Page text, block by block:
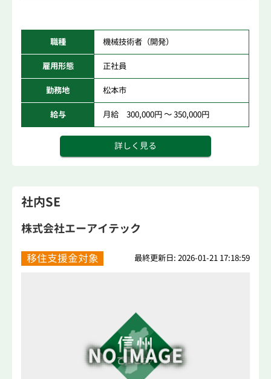
職種 機械技術者（開発）
雇用形態 正社員
勤務地 松本市
給与 月給 300,000円 ～ 350,000円
詳しく見る
社内SE
株式会社エーアイテック
移住支援金対象 最終更新日: 2026-01-21 17:18:59